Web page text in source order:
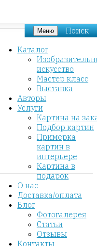
Меню
Поиск
Каталог
искусство
Мастер класс
Выставка
Авторы
Услуги
Картина на
Подбор картин
Примерка
картин в
интерьере
Картина в
подарок
О нас
Доставка/оплата
Блог
Фотогалерея
Статьи
Отзывы
Контакты